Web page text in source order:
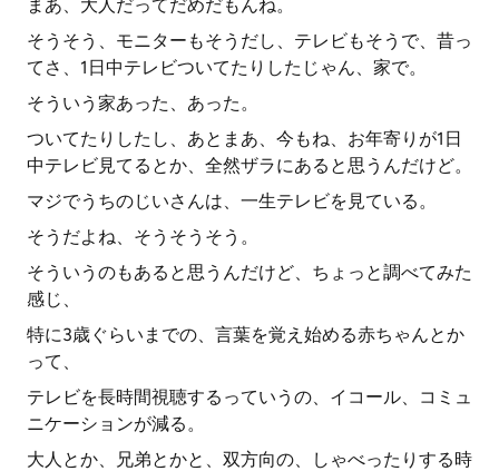
まあ、大人だってだめだもんね。
そうそう、モニターもそうだし、テレビもそうで、昔っ
てさ、1日中テレビついてたりしたじゃん、家で。
そういう家あった、あった。
ついてたりしたし、あとまあ、今もね、お年寄りが1日
中テレビ見てるとか、全然ザラにあると思うんだけど。
マジでうちのじいさんは、一生テレビを見ている。
そうだよね、そうそうそう。
そういうのもあると思うんだけど、ちょっと調べてみた
感じ、
特に3歳ぐらいまでの、言葉を覚え始める赤ちゃんとか
って、
テレビを長時間視聴するっていうの、イコール、コミュ
ニケーションが減る。
大人とか、兄弟とかと、双方向の、しゃべったりする時